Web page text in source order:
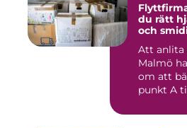
Flyttfirma
du rätt
och
Att
Malmö
om att
punkt A